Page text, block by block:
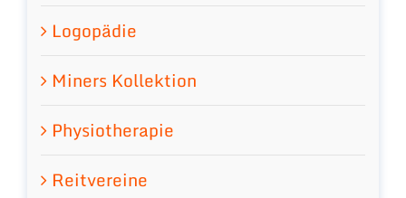
Logopädie
Miners Kollektion
Physiotherapie
Reitvereine